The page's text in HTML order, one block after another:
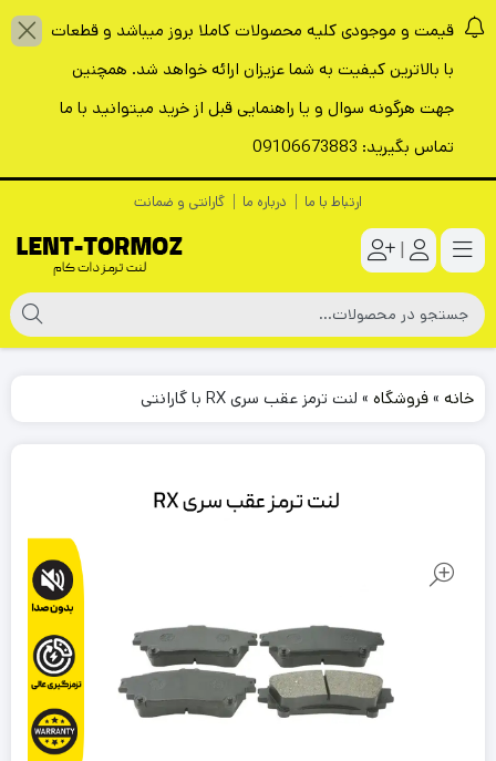
قیمت و موجودی کلیه محصولات کاملا بروز میباشد و قطعات
با بالاترین کیفیت به شما عزیزان ارائه خواهد شد. همچنین
جهت هرگونه سوال و یا راهنمایی قبل از خرید میتوانید با ما
تماس بگیرید: 09106673883
ارتباط با ما درباره ما گارانتی و ضمانت
|
خانه »فروشگاه » لنت ترمز عقب سری RX با گارانتی